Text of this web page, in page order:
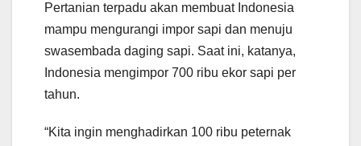
Pertanian terpadu akan membuat Indonesia
mampu mengurangi impor sapi dan menuju
swasembada daging sapi. Saat ini, katanya,
Indonesia mengimpor 700 ribu ekor sapi per
tahun.
“Kita ingin menghadirkan 100 ribu peternak